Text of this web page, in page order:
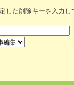
した削除キーを入力し